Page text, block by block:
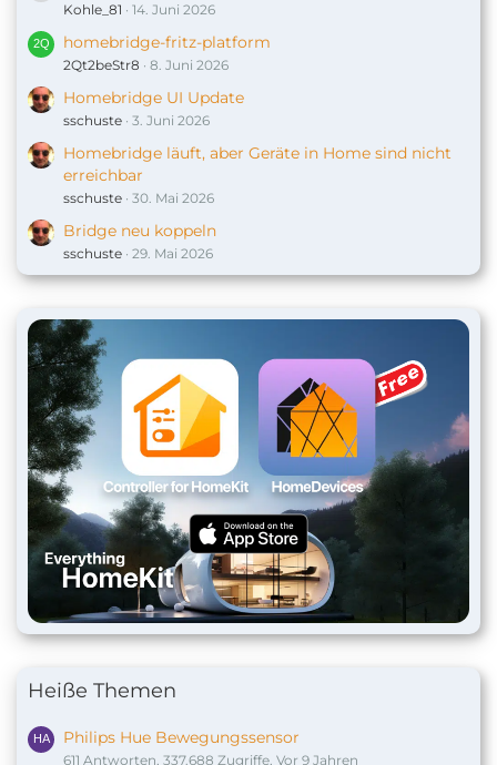
Kohle_81 14. Juni 2026
homebridge-fritz-platform
2Qt2beStr8 8. Juni 2026
Homebridge UI Update
sschuste 3. Juni 2026
Homebridge läuft, aber Geräte in Home sind nicht
erreichbar
sschuste 30. Mai 2026
Bridge neu koppeln
sschuste 29. Mai 2026
Heiße Themen
Philips Hue Bewegungssensor
611 Antworten, 337.688 Zugriffe, Vor 9 Jahren